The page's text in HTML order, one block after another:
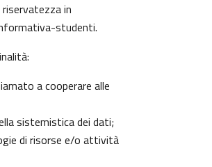
in
studenti.
a cooperare alle
sistemistica dei dati;
di risorse e/o attività